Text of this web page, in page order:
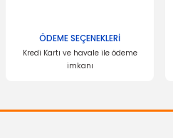
OTOSAN
Ön Silecek Süpürgesi Connect
ÖDEME SEÇENEKLERİ
Kredi Kartı ve havale ile ödeme
imkanı